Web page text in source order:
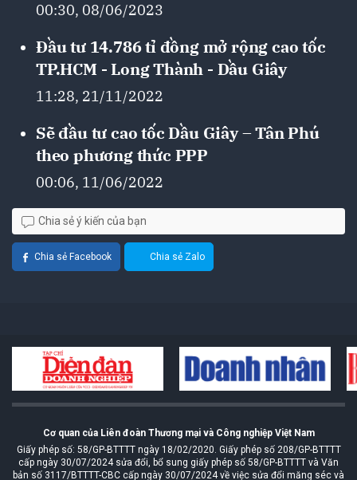
00:30, 08/06/2023
Đầu tư 14.786 tỉ đồng mở rộng cao tốc
TP.HCM - Long Thành - Dầu Giây
11:28, 21/11/2022
Sẽ đầu tư cao tốc Dầu Giây – Tân Phú
theo phương thức PPP
00:06, 11/06/2022
Chia sẻ ý kiến của bạn
Chia sẻ Facebook Chia sẻ Zalo
Cơ quan của Liên đoàn Thương mại và Công nghiệp Việt Nam
Giấy phép số: 58/GP-BTTTT ngày 18/02/2020. Giấy phép số 208/GP-BTTTT
cấp ngày 30/07/2024 sửa đổi, bổ sung giấy phép số 58/GP-BTTTT và Văn
bản số 3117/BTTTT-CBC cấp ngày 30/07/2024 về việc sửa đổi măng séc và